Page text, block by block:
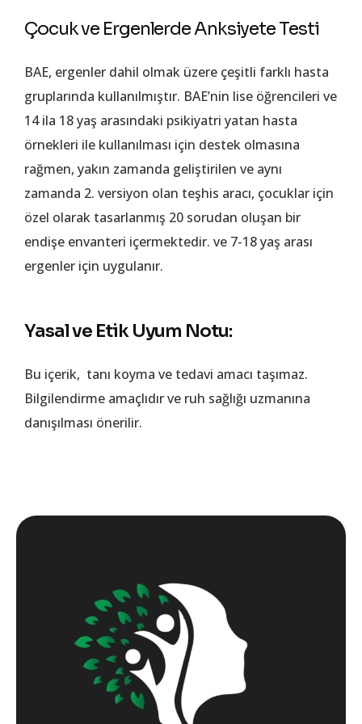
Çocuk ve Ergenlerde Anksiyete Testi
BAE, ergenler dahil olmak üzere çeşitli farklı hasta
gruplarında kullanılmıştır. BAE’nin lise öğrencileri ve
14 ila 18 yaş arasındaki psikiyatri yatan hasta
örnekleri ile kullanılması için destek olmasına
rağmen, yakın zamanda geliştirilen ve aynı
zamanda 2. versiyon olan teşhis aracı, çocuklar için
özel olarak tasarlanmış 20 sorudan oluşan bir
endişe envanteri içermektedir. ve 7-18 yaş arası
ergenler için uygulanır.
Yasal ve Etik Uyum Notu:
Bu içerik, tanı koyma ve tedavi amacı taşımaz.
Bilgilendirme amaçlıdır ve ruh sağlığı uzmanına
danışılması önerilir.